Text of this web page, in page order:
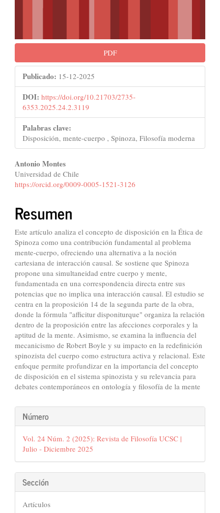
PDF
Publicado: 15-12-2025
DOI: https://doi.org/10.21703/2735-
6353.2025.24.2.3119
Palabras clave:
Disposición, mente-cuerpo , Spinoza, Filosofía moderna
Contenido
principal
del
artículo
Antonio Montes
Universidad de Chile
https://orcid.org/0009-0005-1521-3126
Resumen
Este artículo analiza el concepto de disposición en la Ética de
Spinoza como una contribución fundamental al problema
mente-cuerpo, ofreciendo una alternativa a la noción
cartesiana de interacción causal. Se sostiene que Spinoza
propone una simultaneidad entre cuerpo y mente,
fundamentada en una correspondencia directa entre sus
potencias que no implica una interacción causal. El estudio se
centra en la proposición 14 de la segunda parte de la obra,
donde la fórmula "afficitur disponiturque" organiza la relación
dentro de la proposición entre las afecciones corporales y la
aptitud de la mente. Asimismo, se examina la influencia del
mecanicismo de Robert Boyle y su impacto en la redefinición
spinozista del cuerpo como estructura activa y relacional. Este
enfoque permite profundizar en la importancia del concepto
de disposición en el sistema spinozista y su relevancia para
debates contemporáneos en ontología y filosofía de la mente
Detalles
del
artículo
Número
Vol. 24 Núm. 2 (2025): Revista de Filosofía UCSC |
Julio - Diciembre 2025
Sección
Artículos